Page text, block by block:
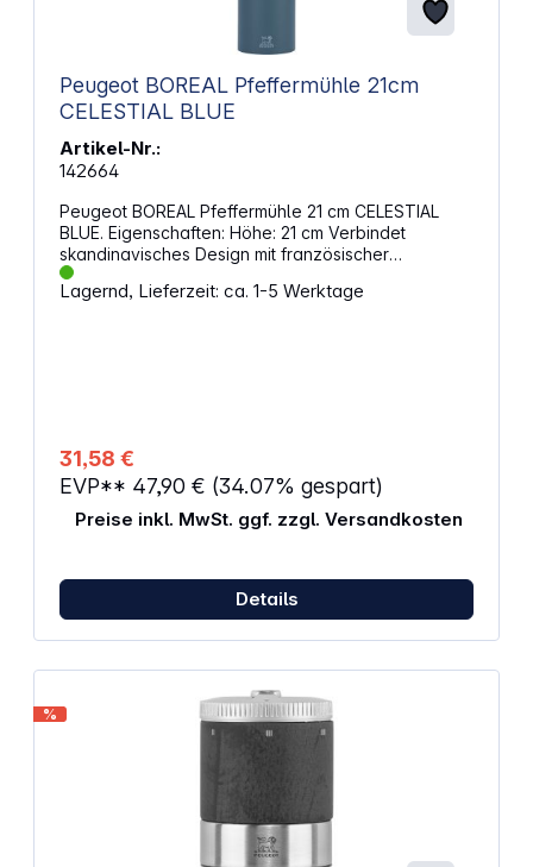
Peugeot BOREAL Pfeffermühle 21cm
CELESTIAL BLUE
Artikel-Nr.:
142664
Peugeot BOREAL Pfeffermühle 21 cm CELESTIAL
BLUE. Eigenschaften: Höhe: 21 cm Verbindet
skandinavisches Design mit französischer
Funktionalität Minimalistisches Design aus Holz und
subtiler blauer Farbe Hergestellt in Frankreich aus
Lagernd, Lieferzeit: ca. 1-5 Werktage
31,58 €
EVP** 47,90 € (34.07% gespart)
Preise inkl. MwSt. ggf. zzgl. Versandkosten
Details
%